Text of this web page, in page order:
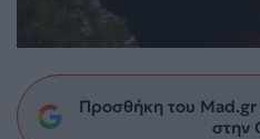
Προσθήκη του
στην